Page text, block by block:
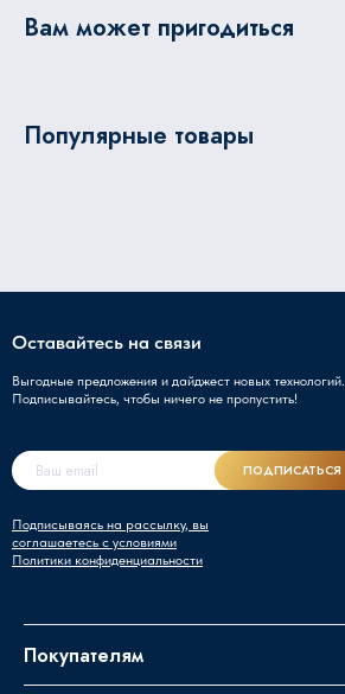
Вам может пригодиться
Популярные товары
Оставайтесь на связи
Выгодные предложения и дайджест новых технологий.
Подписывайтесь, чтобы ничего не пропустить!
Подписываясь на рассылку, вы
соглашаетесь с условиями
Политики конфиденциальности
ПОДПИСАТЬСЯ
Покупателям